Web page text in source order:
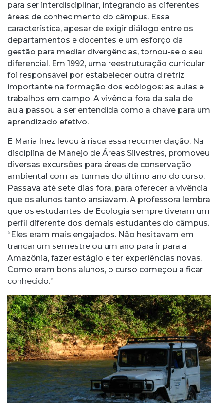
para ser interdisciplinar, integrando as diferentes
áreas de conhecimento do câmpus. Essa
característica, apesar de exigir diálogo entre os
departamentos e docentes e um esforço da
gestão para mediar divergências, tornou-se o seu
diferencial. Em 1992, uma reestruturação curricular
foi responsável por estabelecer outra diretriz
importante na formação dos ecólogos: as aulas e
trabalhos em campo. A vivência fora da sala de
aula passou a ser entendida como a chave para um
aprendizado efetivo.
E Maria Inez levou à risca essa recomendação. Na
disciplina de Manejo de Áreas Silvestres, promoveu
diversas excursões para áreas de conservação
ambiental com as turmas do último ano do curso.
Passava até sete dias fora, para oferecer a vivência
que os alunos tanto ansiavam. A professora lembra
que os estudantes de Ecologia sempre tiveram um
perfil diferente dos demais estudantes do câmpus.
“Eles eram mais engajados. Não hesitavam em
trancar um semestre ou um ano para ir para a
Amazônia, fazer estágio e ter experiências novas.
Como eram bons alunos, o curso começou a ficar
conhecido.”